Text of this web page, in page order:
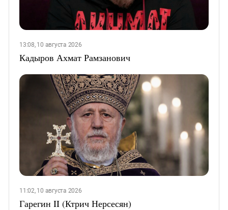
13:08, 10 августа 2026
Кадыров Ахмат Рамзанович
11:02, 10 августа 2026
Гарегин II (Ктрич Нерсесян)